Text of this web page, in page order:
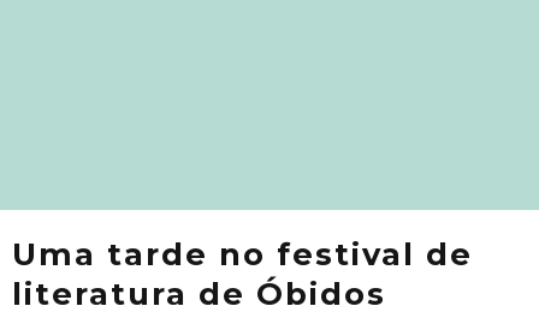
Uma tarde no festival de
literatura de Óbidos